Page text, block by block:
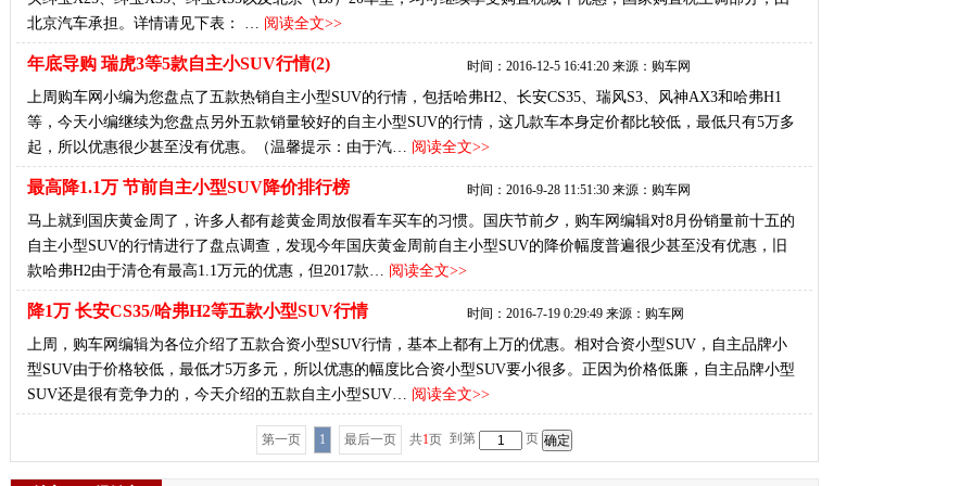
北京汽车承担。详情请见下表： … 阅读全文>>
年底导购 瑞虎3等5款自主小SUV行情(2) 时间：2016-12-5 16:41:20 来源：购车网
上周购车网小编为您盘点了五款热销自主小型SUV的行情，包括哈弗H2、长安CS35、瑞风S3、风神AX3和哈弗H1
等，今天小编继续为您盘点另外五款销量较好的自主小型SUV的行情，这几款车本身定价都比较低，最低只有5万多
起，所以优惠很少甚至没有优惠。（温馨提示：由于汽… 阅读全文>>
最高降1.1万 节前自主小型SUV降价排行榜 时间：2016-9-28 11:51:30 来源：购车网
马上就到国庆黄金周了，许多人都有趁黄金周放假看车买车的习惯。国庆节前夕，购车网编辑对8月份销量前十五的
自主小型SUV的行情进行了盘点调查，发现今年国庆黄金周前自主小型SUV的降价幅度普遍很少甚至没有优惠，旧
款哈弗H2由于清仓有最高1.1万元的优惠，但2017款… 阅读全文>>
降1万 长安CS35/哈弗H2等五款小型SUV行情 时间：2016-7-19 0:29:49 来源：购车网
上周，购车网编辑为各位介绍了五款合资小型SUV行情，基本上都有上万的优惠。相对合资小型SUV，自主品牌小
型SUV由于价格较低，最低才5万多元，所以优惠的幅度比合资小型SUV要小很多。正因为价格低廉，自主品牌小型
SUV还是很有竞争力的，今天介绍的五款自主小型SUV… 阅读全文>>
第一页 1 最后一页 共1页 到第 页